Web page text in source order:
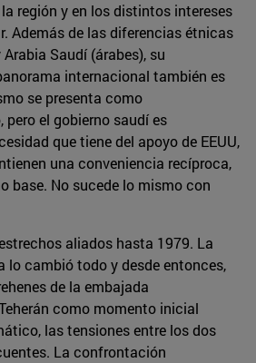
región y en los distintos intereses
Además de las diferencias étnicas
Saudí (árabes), su
internacional también es
se presenta como
el gobierno saudí es
que tiene del apoyo de EEUU,
una conveniencia recíproca,
base. No sucede lo mismo con
aliados hasta 1979. La
lo cambió todo y desde entonces,
de la embajada
como momento inicial
las tensiones entre los dos
La confrontación